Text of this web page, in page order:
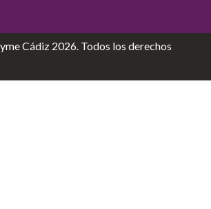
Cádiz 2026. Todos los derechos